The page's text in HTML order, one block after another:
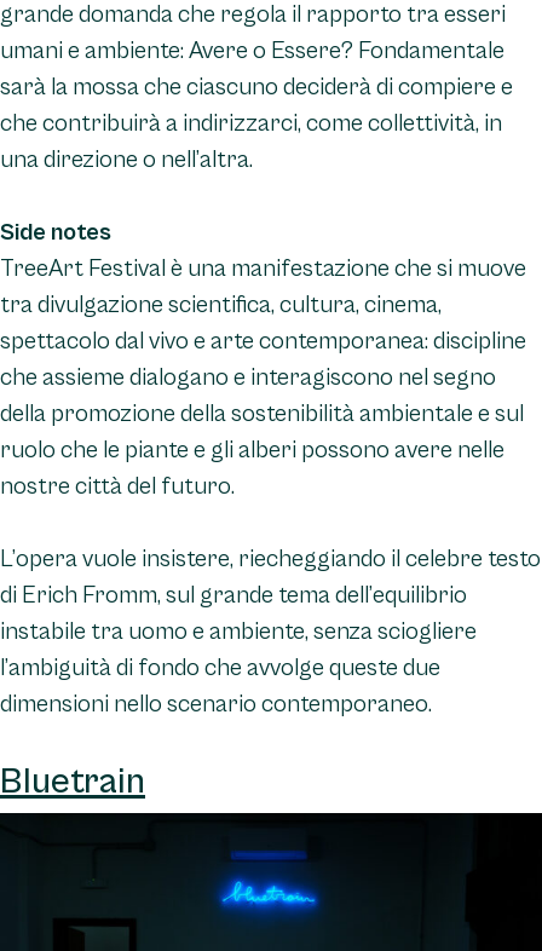
grande domanda che regola il rapporto tra esseri
umani e ambiente: Avere o Essere? Fondamentale
sarà la mossa che ciascuno deciderà di compiere e
che contribuirà a indirizzarci, come collettività, in
una direzione o nell’altra.
Side notes
TreeArt Festival è una manifestazione che si muove
tra divulgazione scientifica, cultura, cinema,
spettacolo dal vivo e arte contemporanea: discipline
che assieme dialogano e interagiscono nel segno
della promozione della sostenibilità ambientale e sul
ruolo che le piante e gli alberi possono avere nelle
nostre città del futuro.
L’opera vuole insistere, riecheggiando il celebre testo
di Erich Fromm, sul grande tema dell’equilibrio
instabile tra uomo e ambiente, senza sciogliere
l’ambiguità di fondo che avvolge queste due
dimensioni nello scenario contemporaneo.
Bluetrain